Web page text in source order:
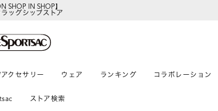
SHOP IN SHOP】
ッグシップストア
クセサリー ウェア ランキング コラボレーション
ストア検索